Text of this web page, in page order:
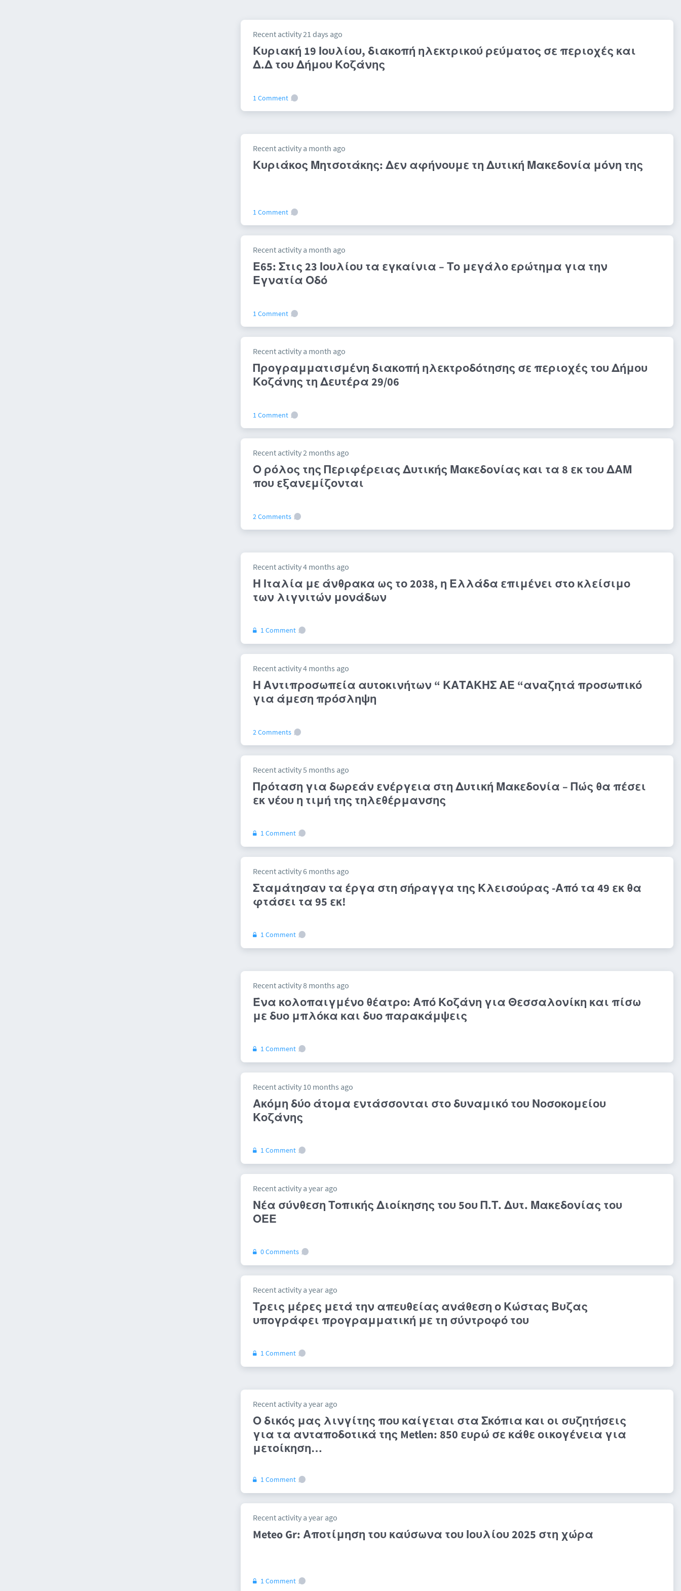
Recent activity 21 days ago
Κυριακή 19 Ιουλίου, διακοπή ηλεκτρικού ρεύματος σε περιοχές και
Δ.Δ του Δήμου Κοζάνης
1 Comment
Recent activity a month ago
Κυριάκος Μητσοτάκης: Δεν αφήνουμε τη Δυτική Μακεδονία μόνη της
1 Comment
Recent activity a month ago
Ε65: Στις 23 Ιουλίου τα εγκαίνια – Το μεγάλο ερώτημα για την
Εγνατία Οδό
1 Comment
Recent activity a month ago
Προγραμματισμένη διακοπή ηλεκτροδότησης σε περιοχές του Δήμου
Κοζάνης τη Δευτέρα 29/06
1 Comment
Recent activity 2 months ago
Ο ρόλος της Περιφέρειας Δυτικής Μακεδονίας και τα 8 εκ του ΔΑΜ
που εξανεμίζονται
2 Comments
Recent activity 4 months ago
Η Ιταλία με άνθρακα ως το 2038, η Ελλάδα επιμένει στο κλείσιμο
των λιγνιτών μονάδων
1 Comment
Recent activity 4 months ago
Η Αντιπροσωπεία αυτοκινήτων “ ΚΑΤΑΚΗΣ ΑΕ “αναζητά προσωπικό
για άμεση πρόσληψη
2 Comments
Recent activity 5 months ago
Πρόταση για δωρεάν ενέργεια στη Δυτική Μακεδονία – Πώς θα πέσει
εκ νέου η τιμή της τηλεθέρμανσης
1 Comment
Recent activity 6 months ago
Σταμάτησαν τα έργα στη σήραγγα της Κλεισούρας -Από τα 49 εκ θα
φτάσει τα 95 εκ!
1 Comment
Recent activity 8 months ago
Ένα κολοπαιγμένο θέατρο: Από Κοζάνη για Θεσσαλονίκη και πίσω
με δυο μπλόκα και δυο παρακάμψεις
1 Comment
Recent activity 10 months ago
Ακόμη δύο άτομα εντάσσονται στο δυναμικό του Νοσοκομείου
Κοζάνης
1 Comment
Recent activity a year ago
Νέα σύνθεση Τοπικής Διοίκησης του 5ου Π.Τ. Δυτ. Μακεδονίας του
ΟΕΕ
0 Comments
Recent activity a year ago
Τρεις μέρες μετά την απευθείας ανάθεση ο Κώστας Βυζας
υπογράφει προγραμματική με τη σύντροφό του
1 Comment
Recent activity a year ago
Ο δικός μας λινγίτης που καίγεται στα Σκόπια και οι συζητήσεις
για τα ανταποδοτικά της Metlen: 850 ευρώ σε κάθε οικογένεια για
μετοίκηση…
1 Comment
Recent activity a year ago
Meteo Gr: Αποτίμηση του καύσωνα του Ιουλίου 2025 στη χώρα
1 Comment